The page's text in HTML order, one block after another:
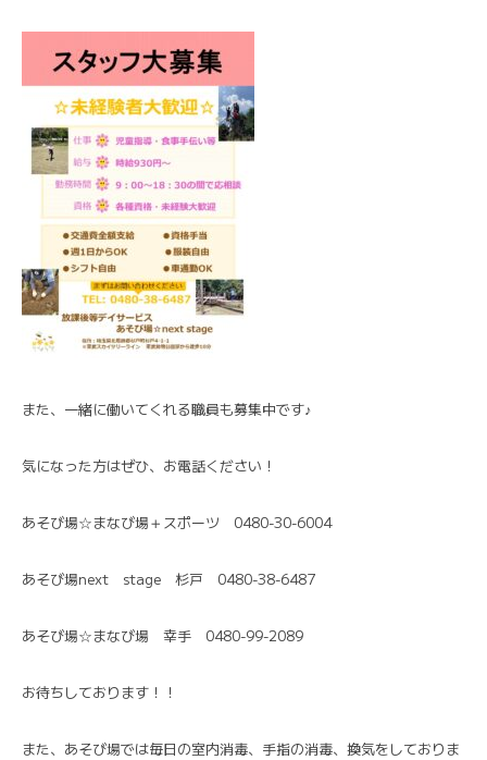
また、一緒に働いてくれる職員も募集中です♪
気になった方はぜひ、お電話ください！
あそび場☆まなび場＋スポーツ 0480-30-6004
あそび場next stage 杉戸 0480-38-6487
あそび場☆まなび場 幸手 0480-99-2089
お待ちしております！！
また、あそび場では毎日の室内消毒、手指の消毒、換気をしておりま